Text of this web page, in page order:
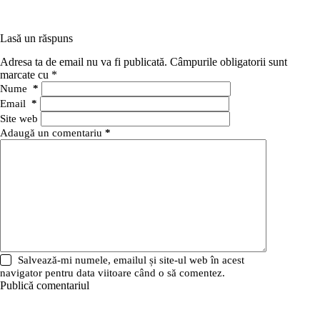
Lasă un răspuns
Adresa ta de email nu va fi publicată. Câmpurile obligatorii sunt
marcate cu *
Nume *
Email *
Site web
Adaugă un comentariu *
Salvează-mi numele, emailul și site-ul web în acest
navigator pentru data viitoare când o să comentez.
Publică comentariul